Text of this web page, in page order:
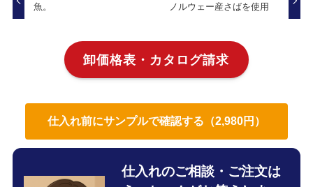
魚。
ノルウェー産さばを使用
卸価格表・カタログ請求
仕入れ前にサンプルで確認する（2,980円）
仕入れのご相談・ご注文は